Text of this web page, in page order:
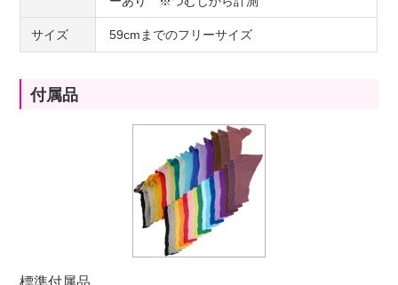
サイズ 59cmまでのフリーサイズ
付属品